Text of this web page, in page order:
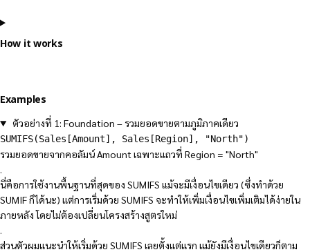
How it works
Examples
ตัวอย่างที่ 1: Foundation – รวมยอดขายตามภูมิภาคเดียว
SUMIFS(Sales[Amount], Sales[Region], "North")
รวมยอดขายจากคอลัมน์ Amount เฉพาะแถวที่ Region = "North"
.
นี่คือการใช้งานพื้นฐานที่สุดของ SUMIFS แม้จะมีเงื่อนไขเดียว (ซึ่งทำด้วย
SUMIF ก็ได้นะ) แต่การเริ่มด้วย SUMIFS จะทำให้เพิ่มเงื่อนไขเพิ่มเติมได้ง่ายใน
ภายหลัง โดยไม่ต้องเปลี่ยนโครงสร้างสูตรใหม่
.
ส่วนตัวผมแนะนำให้เริ่มด้วย SUMIFS เลยตั้งแต่แรก แม้ยังมีเงื่อนไขเดียวก็ตาม